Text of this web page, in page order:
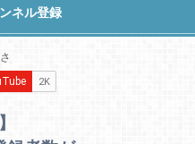
ネル登録